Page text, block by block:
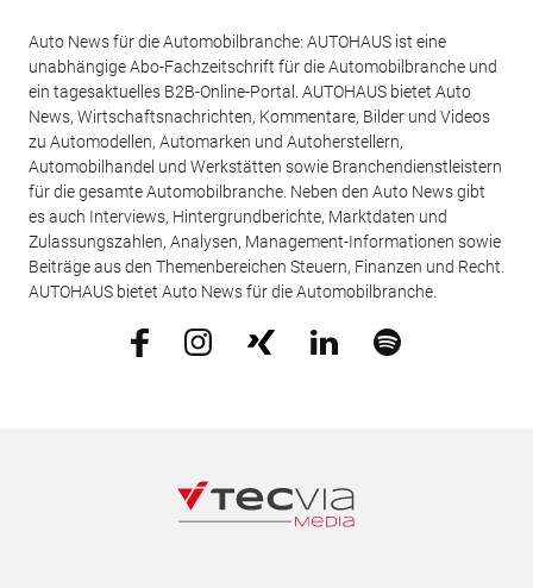
Auto News für die Automobilbranche: AUTOHAUS ist eine
unabhängige Abo-Fachzeitschrift für die Automobilbranche und
ein tagesaktuelles B2B-Online-Portal. AUTOHAUS bietet Auto
News, Wirtschaftsnachrichten, Kommentare, Bilder und Videos
zu Automodellen, Automarken und Autoherstellern,
Automobilhandel und Werkstätten sowie Branchendienstleistern
für die gesamte Automobilbranche. Neben den Auto News gibt
es auch Interviews, Hintergrundberichte, Marktdaten und
Zulassungszahlen, Analysen, Management-Informationen sowie
Beiträge aus den Themenbereichen Steuern, Finanzen und Recht.
AUTOHAUS bietet Auto News für die Automobilbranche.